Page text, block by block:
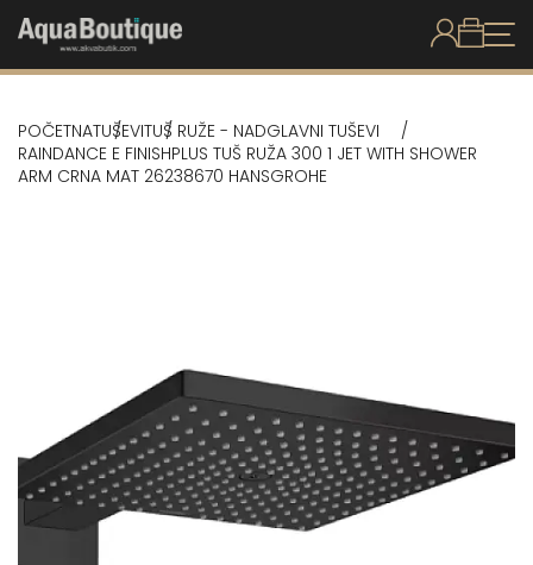
POČETNATUŠEVITUŠ RUŽE - NADGLAVNI TUŠEVI
RAINDANCE E FINISHPLUS TUŠ RUŽA 300 1 JET WITH SHOWER
ARM CRNA MAT 26238670 HANSGROHE